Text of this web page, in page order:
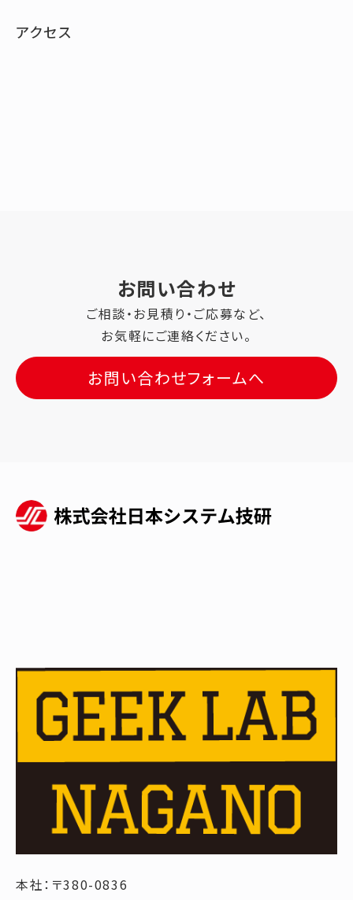
アクセス
お問い合わせ
ご相談・お見積り・ご応募など、
お気軽にご連絡ください。
お問い合わせフォームへ
本社：〒380-0836